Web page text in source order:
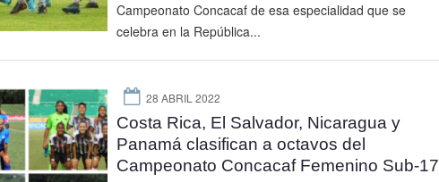
Campeonato Concacaf de esa especialidad que se
celebra en la República...
28 ABRIL 2022
Costa Rica, El Salvador, Nicaragua y
Panamá clasifican a octavos del
Campeonato Concacaf Femenino Sub-17